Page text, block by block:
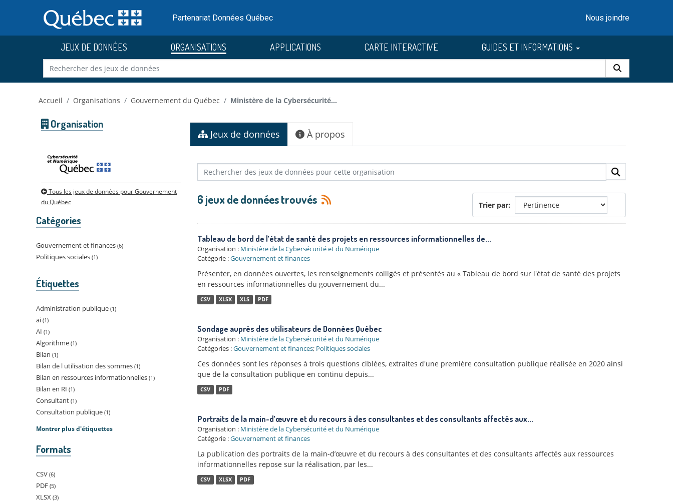
au
contenu
Partenariat Données Québec Nous joindre
JEUX DE DONNÉES ORGANISATIONS APPLICATIONS CARTE INTERACTIVE GUIDES ET INFORMATIONS
Accueil Organisations Gouvernement du Québec Ministère de la Cybersécurité...
Organisation
Tous les jeux de données pour Gouvernement
du Québec
Catégories
Gouvernement et finances 6
Politiques sociales 1
Étiquettes
Administration publique 1
ai 1
AI 1
Algorithme 1
Bilan 1
Bilan de l utilisation des sommes 1
Bilan en ressources informationnelles 1
Bilan en RI 1
Consultant 1
Consultation publique 1
Montrer plus d'étiquettes
Formats
CSV 6
PDF 5
XLSX 3
Jeux de données À propos
Trier par
6 jeux de données trouvés
Tableau de bord de l’état de santé des projets en ressources informationnelles de...
Organisation : Ministère de la Cybersécurité et du Numérique
Catégorie :Gouvernement et finances
Présenter, en données ouvertes, les renseignements colligés et présentés au « Tableau de bord sur l'état de santé des projets
en ressources informationnelles du gouvernement du...
CSV XLSX XLS PDF
Sondage auprès des utilisateurs de Données Québec
Organisation : Ministère de la Cybersécurité et du Numérique
Catégories :Gouvernement et finances; Politiques sociales
Ces données sont les réponses à trois questions ciblées, extraites d'une première consultation publique réalisée en 2020 ainsi
que de la consultation publique en continu depuis...
CSV PDF
Portraits de la main-d’œuvre et du recours à des consultantes et des consultants affectés aux...
Organisation : Ministère de la Cybersécurité et du Numérique
Catégorie :Gouvernement et finances
La publication des portraits de la main-d’œuvre et du recours à des consultantes et des consultants affectés aux ressources
informationnelles repose sur la réalisation, par les...
CSV XLSX PDF